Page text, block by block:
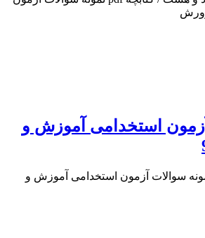
استخدامی آموزش و
سوالات آزمون استخدامی آموزش و